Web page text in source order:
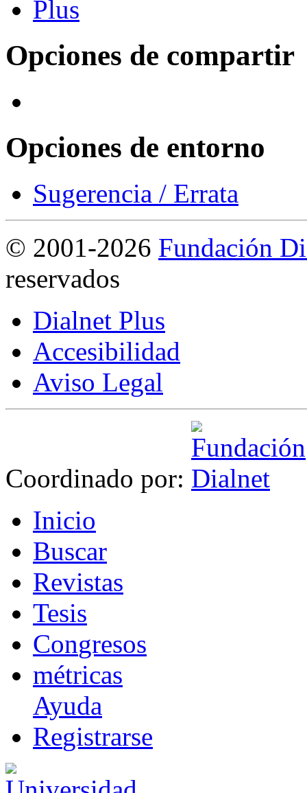
Opciones de compartir
Opciones de entorno
Sugerencia / Errata
© 2001-2026 Fundación
reservados
Dialnet Plus
Accesibilidad
Aviso Legal
Coordinado por:
Inicio
Buscar
Revistas
Tesis
Congresos
métricas
Ayuda
Registrarse